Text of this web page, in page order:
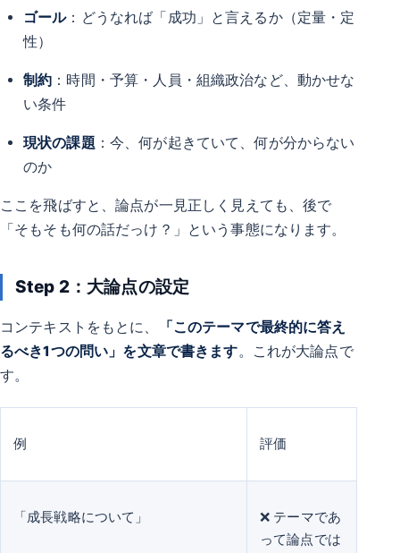
ゴール：どうなれば「成功」と言えるか（定量・定
性）
制約 ：時間・予算・人員・組織政治など、動かせな
い条件
現状の課題 ：今、何が起きていて、何が分からない
のか
ここを飛ばすと、論点が一見正しく見えても、後で
「そもそも何の話だっけ？」という事態になります。
Step 2：大論点の設定
コンテキストをもとに、
「このテーマで最終的に答え
るべき1つの問い」を文章で書きます。これが大論点で
す。
例 評価
「成長戦略について」
❌ テーマであ
って論点では